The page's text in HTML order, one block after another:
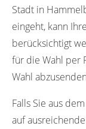
Stadt in
eingeht, kann
berücksichtigt
für die Wahl per
Wahl
Falls Sie aus
auf